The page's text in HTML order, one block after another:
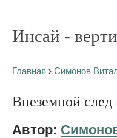
Инсай -
Главная › Симонов
Внеземной след
Автор: